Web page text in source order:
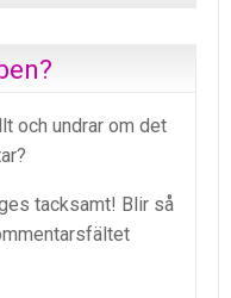
och undrar om det
tacksamt! Blir så